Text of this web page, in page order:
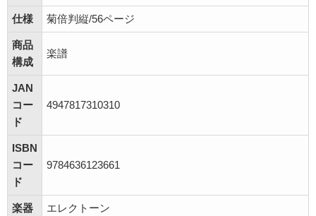
仕様 菊倍判縦/56ページ
商品
構成
楽譜
JAN
コー
ド
4947817310310
ISBN
コー
ド
9784636123661
楽器 エレクトーン